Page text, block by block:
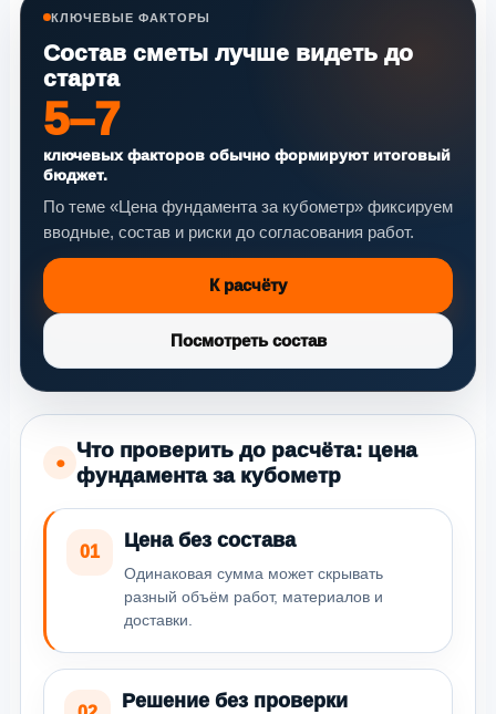
КЛЮЧЕВЫЕ ФАКТОРЫ
Состав сметы лучше видеть до
старта
5–7
ключевых факторов обычно формируют итоговый
бюджет.
По теме «Цена фундамента за кубометр» фиксируем
вводные, состав и риски до согласования работ.
К расчёту
Посмотреть состав
●
Что проверить до расчёта: цена
фундамента за кубометр
01
Цена без состава
Одинаковая сумма может скрывать
разный объём работ, материалов и
доставки.
Решение без проверки